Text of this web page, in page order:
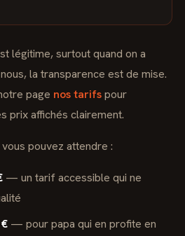
légitime, surtout quand on a
la transparence est de mise.
page nos tarifspour
prix affichés clairement.
pouvez attendre :
— un tarif accessible qui ne
— pour papa qui en profite en